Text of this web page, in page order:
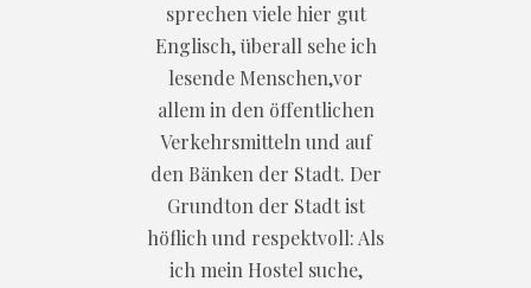
sprechen viele hier gut
Englisch, überall sehe ich
lesende Menschen,vor
allem in den öffentlichen
Verkehrsmitteln und auf
den Bänken der Stadt. Der
Grundton der Stadt ist
höflich und respektvoll: Als
ich mein Hostel suche,